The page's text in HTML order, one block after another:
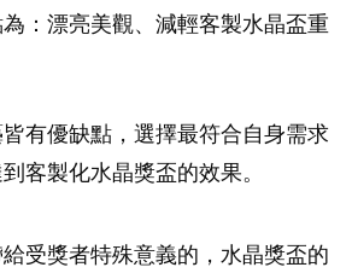
：漂亮美觀、減輕客製水晶盃重
有優缺點，選擇最符合自身需求
客製化水晶獎盃的效果。
受獎者特殊意義的，水晶獎盃的